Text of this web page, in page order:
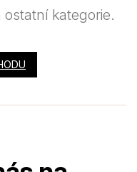
kategorie.